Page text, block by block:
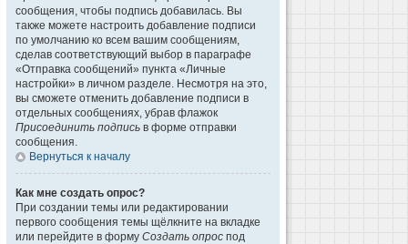
сообщения, чтобы подпись добавилась. Вы
также можете настроить добавление подписи
по умолчанию ко всем вашим сообщениям,
сделав соответствующий выбор в параграфе
«Отправка сообщений» пункта «Личные
настройки» в личном разделе. Несмотря на это,
вы сможете отменить добавление подписи в
отдельных сообщениях, убрав флажок
Присоединить подпись в форме отправки
сообщения.
Вернуться к началу
Как мне создать опрос?
При создании темы или редактировании
первого сообщения темы щёлкните на вкладке
или перейдите в форму Создать опрос под